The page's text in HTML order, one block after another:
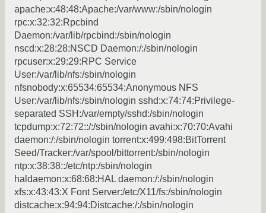
apache:x:48:48:Apache:/var/www:/sbin/nologin
rpc:x:32:32:Rpcbind
Daemon:/var/lib/rpcbind:/sbin/nologin
nscd:x:28:28:NSCD Daemon:/:/sbin/nologin
rpcuser:x:29:29:RPC Service
User:/var/lib/nfs:/sbin/nologin
nfsnobody:x:65534:65534:Anonymous NFS
User:/var/lib/nfs:/sbin/nologin sshd:x:74:74:Privilege-
separated SSH:/var/empty/sshd:/sbin/nologin
tcpdump:x:72:72::/:/sbin/nologin avahi:x:70:70:Avahi
daemon:/:/sbin/nologin torrent:x:499:498:BitTorrent
Seed/Tracker:/var/spool/bittorrent:/sbin/nologin
ntp:x:38:38::/etc/ntp:/sbin/nologin
haldaemon:x:68:68:HAL daemon:/:/sbin/nologin
xfs:x:43:43:X Font Server:/etc/X11/fs:/sbin/nologin
distcache:x:94:94:Distcache:/:/sbin/nologin